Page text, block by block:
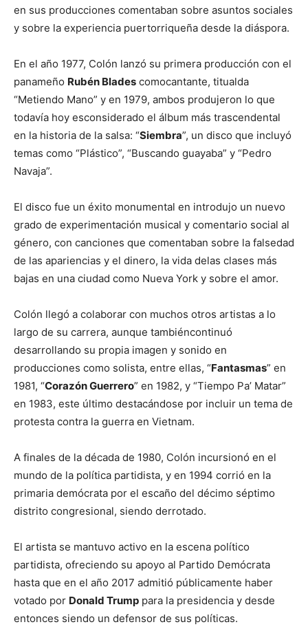
en sus producciones comentaban sobre asuntos sociales
y sobre la experiencia puertorriqueña desde la diáspora.
En el año 1977, Colón lanzó su primera producción con el
panameño Rubén Blades comocantante, titualda
“Metiendo Mano” y en 1979, ambos produjeron lo que
todavía hoy esconsiderado el álbum más trascendental
en la historia de la salsa: “Siembra”, un disco que incluyó
temas como “Plástico”, “Buscando guayaba” y “Pedro
Navaja”.
El disco fue un éxito monumental en introdujo un nuevo
grado de experimentación musical y comentario social al
género, con canciones que comentaban sobre la falsedad
de las apariencias y el dinero, la vida delas clases más
bajas en una ciudad como Nueva York y sobre el amor.
Colón llegó a colaborar con muchos otros artistas a lo
largo de su carrera, aunque tambiéncontinuó
desarrollando su propia imagen y sonido en
producciones como solista, entre ellas, “Fantasmas” en
1981, “Corazón Guerrero” en 1982, y “Tiempo Pa’ Matar”
en 1983, este último destacándose por incluir un tema de
protesta contra la guerra en Vietnam.
A finales de la década de 1980, Colón incursionó en el
mundo de la política partidista, y en 1994 corrió en la
primaria demócrata por el escaño del décimo séptimo
distrito congresional, siendo derrotado.
El artista se mantuvo activo en la escena político
partidista, ofreciendo su apoyo al Partido Demócrata
hasta que en el año 2017 admitió públicamente haber
votado por Donald Trump para la presidencia y desde
entonces siendo un defensor de sus políticas.